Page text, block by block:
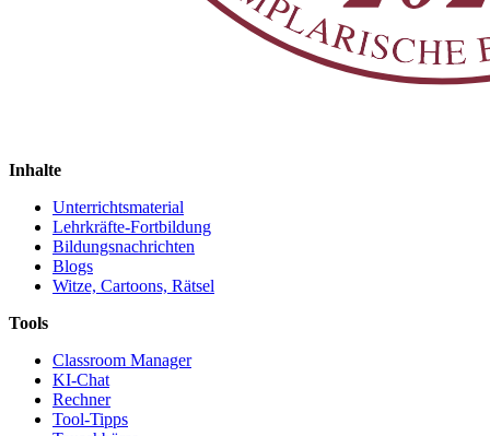
Inhalte
Unterrichtsmaterial
Lehrkräfte-Fortbildung
Bildungsnachrichten
Blogs
Witze, Cartoons, Rätsel
Tools
Classroom Manager
KI-Chat
Rechner
Tool-Tipps